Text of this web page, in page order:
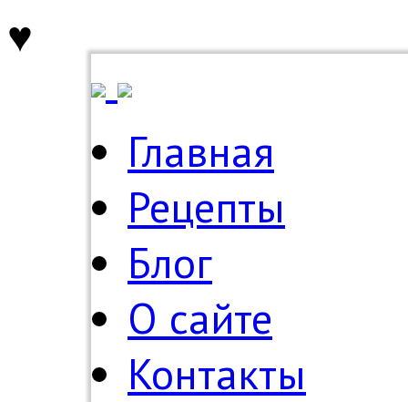
♥
Главная
Рецепты
Блог
О сайте
Контакты